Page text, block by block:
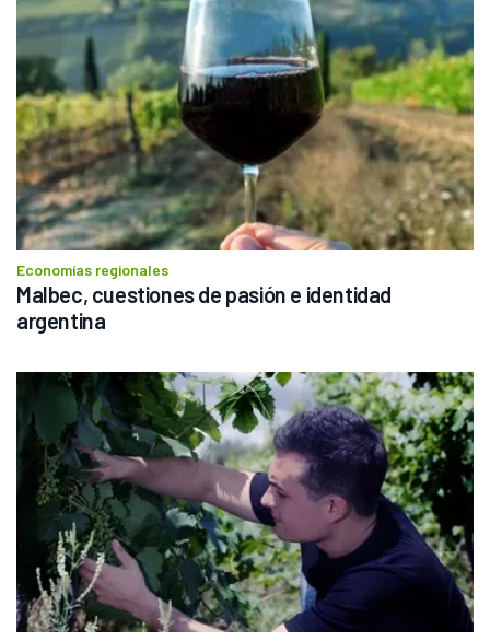
Economías regionales
Malbec, cuestiones de pasión e identidad
argentina